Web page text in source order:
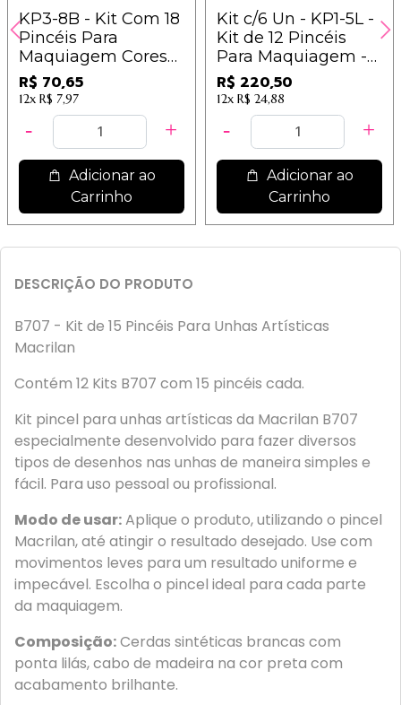
KP3-8B - Kit Com 18
Pincéis Para
Maquiagem Cores
Sortidas - Macrilan
R$ 70,65
12x R$ 7,97
Adicionar ao
Carrinho
Kit c/6 Un - KP1-5L -
Kit de 12 Pincéis
Para Maquiagem -
Macrilan
R$ 220,50
12x R$ 24,88
Adicionar ao
Carrinho
DESCRIÇÃO DO PRODUTO
B707 - Kit de 15 Pincéis Para Unhas Artísticas
Macrilan
Contém 12 Kits B707 com 15 pincéis cada.
Kit pincel para unhas artísticas da Macrilan B707
especialmente desenvolvido para fazer diversos
tipos de desenhos nas unhas de maneira simples e
fácil. Para uso pessoal ou profissional.
Modo de usar:Aplique o produto, utilizando o pincel
Macrilan, até atingir o resultado desejado. Use com
movimentos leves para um resultado uniforme e
impecável. Escolha o pincel ideal para cada parte
da maquiagem.
Composição:Cerdas sintéticas brancas com
ponta lilás, cabo de madeira na cor preta com
acabamento brilhante.